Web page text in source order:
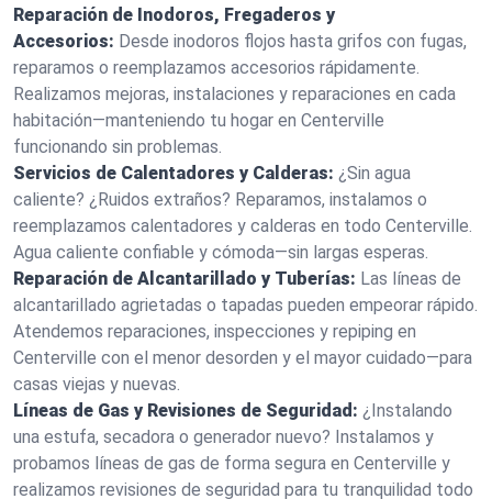
Reparación de Inodoros, Fregaderos y
Accesorios: Desde inodoros flojos hasta grifos con fugas,
reparamos o reemplazamos accesorios rápidamente.
Realizamos mejoras, instalaciones y reparaciones en cada
habitación—manteniendo tu hogar en Centerville
funcionando sin problemas.
Servicios de Calentadores y Calderas: ¿Sin agua
caliente? ¿Ruidos extraños? Reparamos, instalamos o
reemplazamos calentadores y calderas en todo Centerville.
Agua caliente confiable y cómoda—sin largas esperas.
Reparación de Alcantarillado y Tuberías: Las líneas de
alcantarillado agrietadas o tapadas pueden empeorar rápido.
Atendemos reparaciones, inspecciones y repiping en
Centerville con el menor desorden y el mayor cuidado—para
casas viejas y nuevas.
Líneas de Gas y Revisiones de Seguridad: ¿Instalando
una estufa, secadora o generador nuevo? Instalamos y
probamos líneas de gas de forma segura en Centerville y
realizamos revisiones de seguridad para tu tranquilidad todo